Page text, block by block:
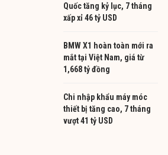
Quốc tăng kỷ lục, 7 tháng
xấp xỉ 46 tỷ USD
BMW X1 hoàn toàn mới ra
mắt tại Việt Nam, giá từ
1,668 tỷ đồng
Chi nhập khẩu máy móc
thiết bị tăng cao, 7 tháng
vượt 41 tỷ USD